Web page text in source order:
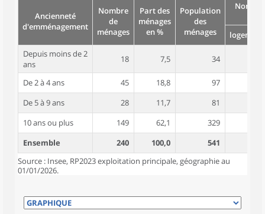
Ancienneté
d'emménagement
Nombre
de
ménages
Part des
ménages
en %
Population
des
ménages
logement
Depuis moins de 2
ans
18 7,5 34
De 2 à 4 ans 45 18,8 97
De 5 à 9 ans
28 11,7 81
10 ans ou plus
149 62,1 329
Ensemble
240 100,0 541
Source : Insee, RP2023 exploitation principale, géographie au
01/01/2026.